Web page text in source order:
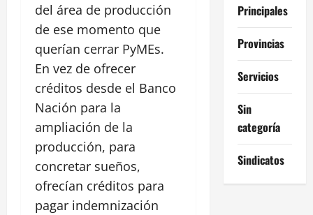
del área de producción
de ese momento que
querían cerrar PyMEs.
En vez de ofrecer
créditos desde el Banco
Nación para la
ampliación de la
producción, para
concretar sueños,
ofrecían créditos para
pagar indemnización
Principales
Provincias
Servicios
Sin
categoría
Sindicatos